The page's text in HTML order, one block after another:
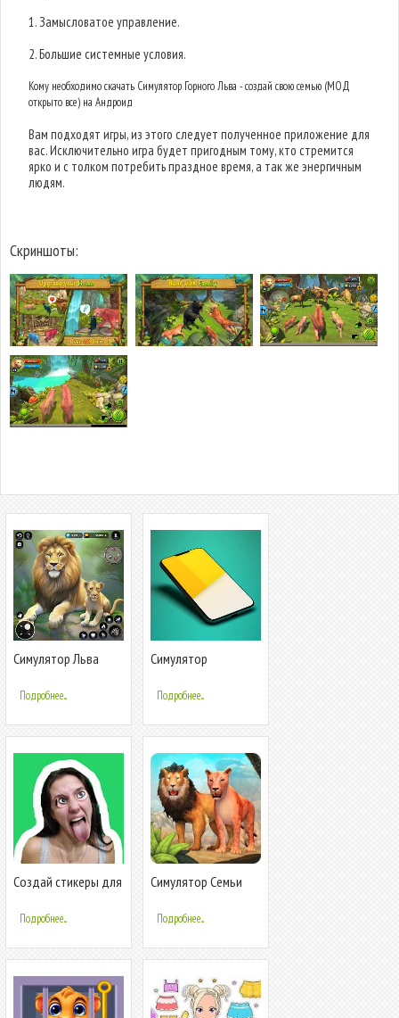
1. Замысловатое управление.
2. Большие системные условия.
Кому необходимо скачать Симулятор Горного Льва - создай свою семью (МОД
открыто все) на Андроид
Вам подходят игры, из этого следует полученное приложение для
вас. Исключительно игра будет пригодным тому, кто стремится
ярко и с толком потребить праздное время, а так же энергичным
людям.
Скриншоты:
Симулятор Льва
Подробнее...
Симулятор
Создай
Подробнее...
Создай стикеры для
Подробнее...
Симулятор Семьи
Подробнее...